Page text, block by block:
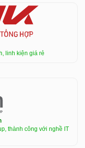
linh kiện giá rẻ
thành công với nghề IT